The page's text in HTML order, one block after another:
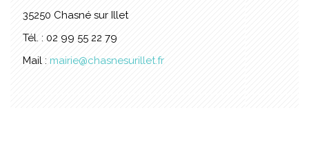
35250 Chasné sur Illet
Tél. : 02 99 55 22 79
Mail : mairie@chasnesurillet.fr